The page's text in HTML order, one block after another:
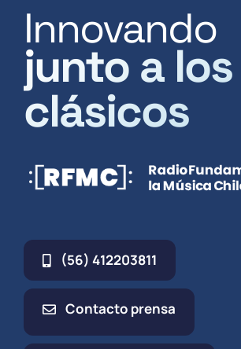
Innovando
junto a los
clásicos
(56) 412203811
Contacto prensa